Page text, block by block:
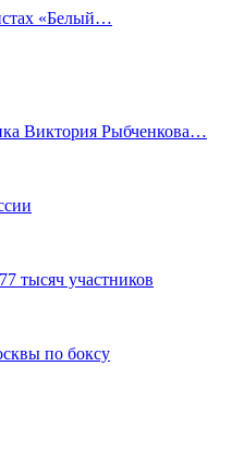
«Белый…
Виктория Рыбченкова…
тысяч участников
по боксу